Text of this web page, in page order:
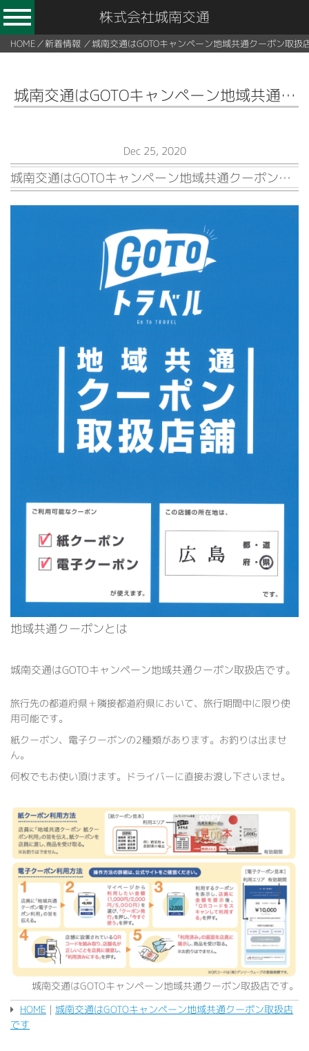
株式会社城南交通
HOME／新着情報 ／城南交通はGOTOキャンペーン地域共通クーポン取扱
城南交通はGOTOキャンペーン地域共通クーポン取扱店です
Dec 25, 2020
城南交通はGOTOキャンペーン地域共通クーポン取扱店です
地域共通クーポンとは
城南交通はGOTOキャンペーン地域共通クーポン取扱店です。
旅行先の都道府県＋隣接都道府県において、旅行期間中に限り使
用可能です。
紙クーポン、電子クーポンの2種類があります。お釣りは出ませ
ん。
何枚でもお使い頂けます。ドライバーに直接お渡し下さいませ。
城南交通はGOTOキャンペーン地域共通クーポン取扱店です。
HOME |城南交通はGOTOキャンペーン地域共通クーポン取扱店
です